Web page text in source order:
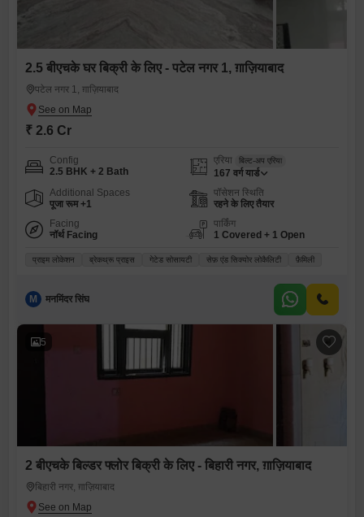
2.5 बीएचके घर बिक्री के लिए - पटेल नगर 1, ग़ाज़ियाबाद
पटेल नगर 1, ग़ाज़ियाबाद
₹ 2.6 Cr
Config
2.5 BHK + 2 Bath
एरिया बिल्ट-अप एरिया
167 वर्ग यार्ड
Additional Spaces
पूजा रूम +1
पॉसेशन स्थिति
रहने के लिए तैयार
Facing
नॉर्थ Facing
पार्किंग
1 Covered + 1 Open
प्राइम लोकेशन ब्रेकथ्रू प्राइस गेटेड सोसायटी सेफ़ एंड सिक्योर लोकैलिटी फ़ैमिली
M मनमिंदर सिंघ
5
2 बीएचके बिल्डर फ्लोर बिक्री के लिए - बिहारी नगर, ग़ाज़ियाबाद
बिहारी नगर, ग़ाज़ियाबाद